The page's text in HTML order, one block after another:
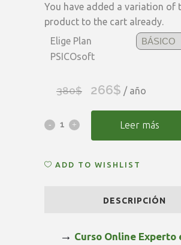
You have added a variation of
product to the cart already.
Elige Plan
PSICOsoft
380$
El
original
era:
266$ El
actual
/ año
Curso
Evaluación
PSICOsoft
Leer más
ADD TO WISHLIST
DESCRIPCIÓN
→ Curso Online Experto